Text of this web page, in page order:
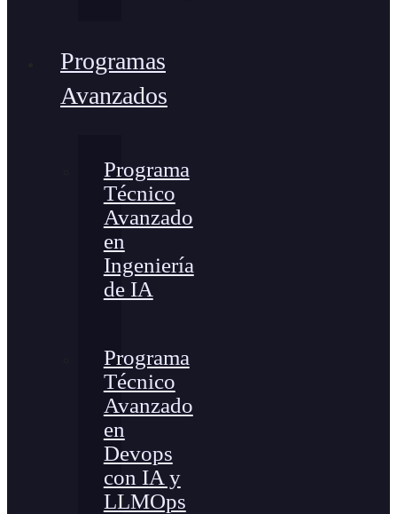
Programas
Avanzados
Programa
Técnico
Avanzado
en
Ingeniería
de IA
Programa
Técnico
Avanzado
en
Devops
con IA y
LLMOps